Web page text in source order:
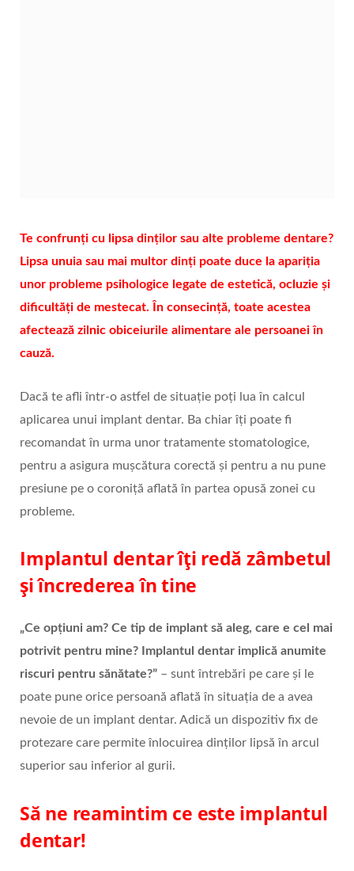
Te confrunți cu lipsa dinților sau alte probleme dentare?
Lipsa unuia sau mai multor dinți poate duce la apariția
unor probleme psihologice legate de estetică, ocluzie și
dificultăți de mestecat. În consecință, toate acestea
afectează zilnic obiceiurile alimentare ale persoanei în
cauză.
Dacă te afli într-o astfel de situație poți lua în calcul
aplicarea unui implant dentar. Ba chiar îți poate fi
recomandat în urma unor tratamente stomatologice,
pentru a asigura mușcătura corectă și pentru a nu pune
presiune pe o coroniță aflată în partea opusă zonei cu
probleme.
Implantul dentar îți redă zâmbetul
și încrederea în tine
„Ce opțiuni am? Ce tip de implant să aleg, care e cel mai
potrivit pentru mine? Implantul dentar implică anumite
riscuri pentru sănătate?” – sunt întrebări pe care și le
poate pune orice persoană aflată în situația de a avea
nevoie de un implant dentar. Adică un dispozitiv fix de
protezare care permite înlocuirea dinților lipsă în arcul
superior sau inferior al gurii.
Să ne reamintim ce este implantul
dentar!